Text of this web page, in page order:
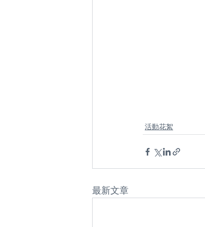
活動花絮
最新文章